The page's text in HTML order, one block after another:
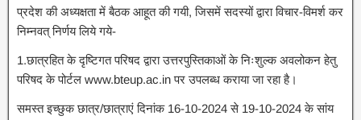
प्रदेश की अध्यक्षता में बैठक आहूत की गयी, जिसमें सदस्यों द्वारा विचार-विमर्श कर
निम्नवत् निर्णय लिये गये-
1.छात्रहित के दृष्टिगत परिषद द्वारा उत्तरपुस्तिकाओं के निःशुल्क अवलोकन हेतु
परिषद के पोर्टल www.bteup.ac.in पर उपलब्ध कराया जा रहा है।
समस्त इच्छुक छात्र/छात्राएं दिनांक 16-10-2024 से 19-10-2024 के सांय